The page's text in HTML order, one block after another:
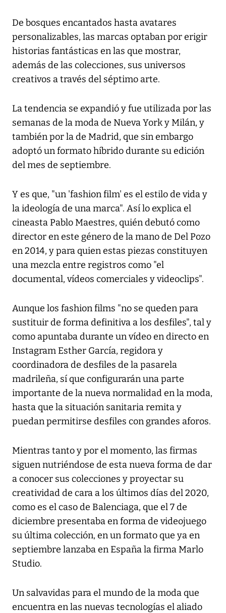
De bosques encantados hasta avatares
personalizables, las marcas optaban por erigir
historias fantásticas en las que mostrar,
además de las colecciones, sus universos
creativos a través del séptimo arte.
La tendencia se expandió y fue utilizada por las
semanas de la moda de Nueva York y Milán, y
también por la de Madrid, que sin embargo
adoptó un formato híbrido durante su edición
del mes de septiembre.
Y es que, "un 'fashion film' es el estilo de vida y
la ideología de una marca". Así lo explica el
cineasta Pablo Maestres, quién debutó como
director en este género de la mano de Del Pozo
en 2014, y para quien estas piezas constituyen
una mezcla entre registros como "el
documental, vídeos comerciales y videoclips".
Aunque los fashion films "no se queden para
sustituir de forma definitiva a los desfiles", tal y
como apuntaba durante un vídeo en directo en
Instagram Esther García, regidora y
coordinadora de desfiles de la pasarela
madrileña, sí que configurarán una parte
importante de la nueva normalidad en la moda,
hasta que la situación sanitaria remita y
puedan permitirse desfiles con grandes aforos.
Mientras tanto y por el momento, las firmas
siguen nutriéndose de esta nueva forma de dar
a conocer sus colecciones y proyectar su
creatividad de cara a los últimos días del 2020,
como es el caso de Balenciaga, que el 7 de
diciembre presentaba en forma de videojuego
su última colección, en un formato que ya en
septiembre lanzaba en España la firma Marlo
Studio.
Un salvavidas para el mundo de la moda que
encuentra en las nuevas tecnologías el aliado